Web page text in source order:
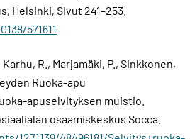
Helsinki, Sivut 241–253.
571611
R., Marjamäki, P., Sinkkonen,
Ruoka-apu
apuselvityksen muistio.
osaamiskeskus Socca.